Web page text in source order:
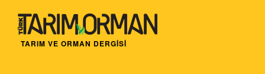
TARIM VE ORMAN DERGİSİ